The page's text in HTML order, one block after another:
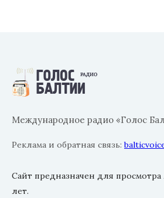
Международное радио «Голос
Реклама и обратная связь:
Сайт предназначен для просмотра
лет.